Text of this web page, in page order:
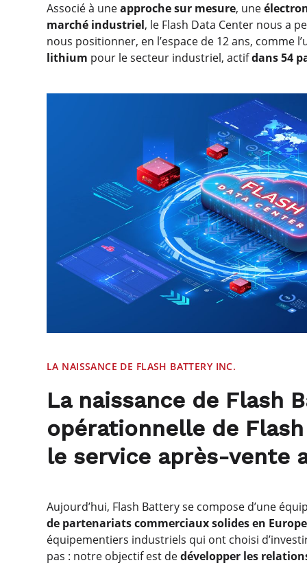
Associé à uneapproche sur mesure, une
marché industriel, le Flash Data Center nous a
nous positionner, en l’espace de 12 ans, comme
lithium pour le secteur industriel, actifdans 54
LA NAISSANCE DE FLASH BATTERY INC.
La naissance de Flash
opérationnelle de
le service après-vente
Aujourd’hui, Flash Battery se compose d’une
de partenariats commerciaux solides en
équipementiers industriels qui ont choisi
pas : notre objectif est dedévelopper les